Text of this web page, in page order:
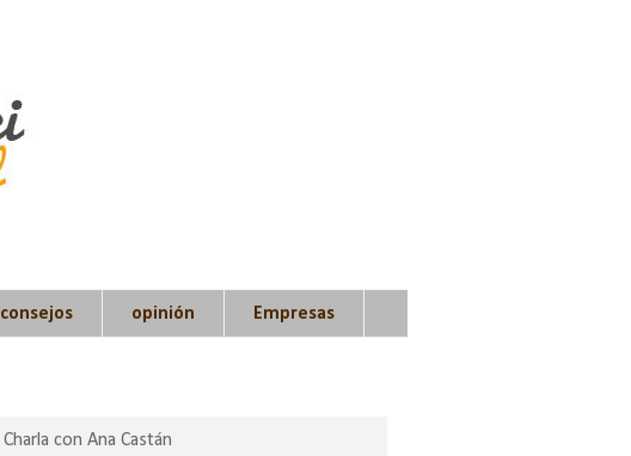
consejos opinión Empresas
Charla con Ana Castán